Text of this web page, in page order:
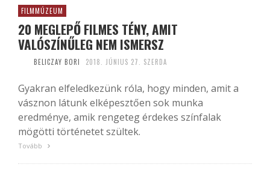
FILMMÚZEUM
20 MEGLEPŐ FILMES TÉNY, AMIT
VALÓSZÍNŰLEG NEM ISMERSZ
BELICZAY BORI 2018. JÚNIUS 27. SZERDA
Gyakran elfeledkezünk róla, hogy minden, amit a
vásznon látunk elképesztően sok munka
eredménye, amik rengeteg érdekes színfalak
mögötti történetet szültek.
Tovább